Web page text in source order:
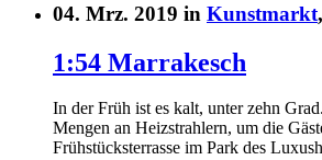
04. Mrz. 2019 in Kunstmarkt,
1:54 Marrakesch
In der Früh ist es kalt, unter zehn
Mengen an Heizstrahlern, um die
Frühstücksterrasse im Park des